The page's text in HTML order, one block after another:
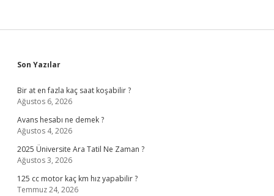
Sidebar
Son Yazılar
Bir at en fazla kaç saat koşabilir ?
Ağustos 6, 2026
Avans hesabı ne demek ?
Ağustos 4, 2026
2025 Üniversite Ara Tatil Ne Zaman ?
Ağustos 3, 2026
125 cc motor kaç km hız yapabilir ?
Temmuz 24, 2026